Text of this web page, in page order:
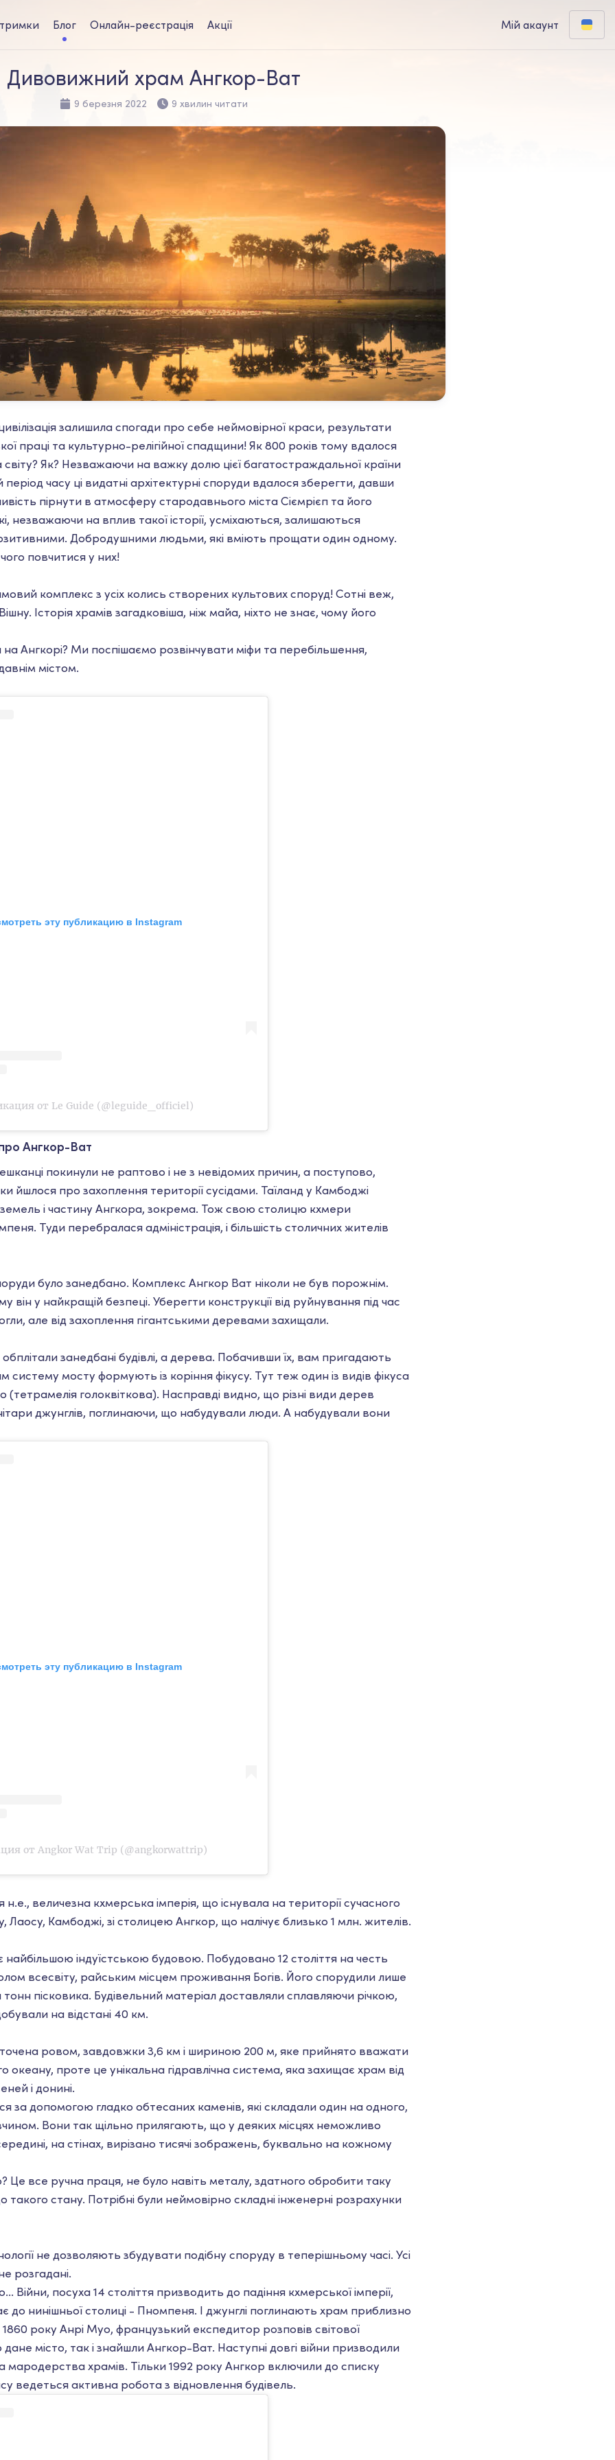
Блог Онлайн-реєстрація Акції Мій акаунт
Дивовижний храм Ангкор-Ват
9 березня 2022 9 хвилин читати
залишила спогади про себе неймовірної краси, результати
праці та культурно-релігійної спадщини! Як 800 років тому вдалося
світу? Як? Незважаючи на важку долю цієї багатостраждальної країни
період часу ці видатні архітектурні споруди вдалося зберегти, давши
пірнути в атмосферу стародавнього міста Сіємрієп та його
незважаючи на вплив такої історії, усміхаються, залишаються
Добродушними людьми, які вміють прощати один одному.
повчитися у них!
комплекс з усіх колись створених культових споруд! Сотні веж,
Історія храмів загадковіша, ніж майа, ніхто не знає, чому його
Ангкорі? Ми поспішаємо розвінчувати міфи та перебільшення,
містом.
эту публикацию в Instagram
от Le Guide (@leguide_officiel)
Ангкор-Ват
покинули не раптово і не з невідомих причин, а поступово,
йшлося про захоплення території сусідами. Таїланд у Камбоджі
і частину Ангкора, зокрема. Тож свою столицю кхмери
Туди перебралася адміністрація, і більшість столичних жителів
було занедбано. Комплекс Ангкор Ват ніколи не був порожнім.
він у найкращій безпеці. Уберегти конструкції від руйнування під час
але від захоплення гігантськими деревами захищали.
занедбані будівлі, а дерева. Побачивши їх, вам пригадають
систему мосту формують із коріння фікусу. Тут теж один із видів фікуса
(тетрамелія голоквіткова). Насправді видно, що різні види дерев
джунглів, поглинаючи, що набудували люди. А набудували вони
эту публикацию в Instagram
от Angkor Wat Trip (@angkorwattrip)
н.е., величезна кхмерська імперія, що існувала на території сучасного
Лаосу, Камбоджі, зі столицею Ангкор, що налічує близько 1 млн. жителів.
індуїстською будовою. Побудовано 12 століття на честь
всесвіту, райським місцем проживання Богів. Його спорудили лише
тонн пісковика. Будівельний матеріал доставляли сплавляючи річкою,
на відстані 40 км.
ровом, завдовжки 3,6 км і шириною 200 м, яке прийнято вважати
океану, проте це унікальна гідравлічна система, яка захищає храм від
і донині.
за допомогою гладко обтесаних каменів, які складали один на одного,
Вони так щільно прилягають, що у деяких місцях неможливо
на стінах, вирізано тисячі зображень, буквально на кожному
Це все ручна праця, не було навіть металу, здатного обробити таку
такого стану. Потрібні були неймовірно складні інженерні розрахунки
не дозволяють збудувати подібну споруду в теперішньому часі. Усі
розгадані.
посуха 14 століття призводить до падіння кхмерської імперії,
до нинішньої столиці - Пномпеня. І джунглі поглинають храм приблизно
року Анрі Муо, французький експедитор розповів світової
місто, так і знайшли Ангкор-Ват. Наступні довгі війни призводили
мародерства храмів. Тільки 1992 року Ангкор включили до списку
ведеться активна робота з відновлення будівель.